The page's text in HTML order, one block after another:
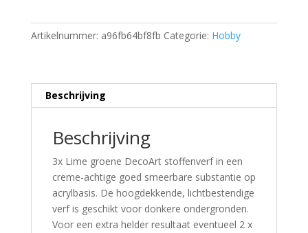
Artikelnummer: a96fb64bf8fb Categorie: Hobby
Beschrijving
Beschrijving
3x Lime groene DecoArt stoffenverf in een
creme-achtige goed smeerbare substantie op
acrylbasis. De hoogdekkende, lichtbestendige
verf is geschikt voor donkere ondergronden.
Voor een extra helder resultaat eventueel 2 x